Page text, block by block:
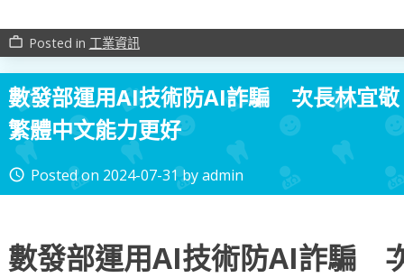
work_outline Posted in 工業資訊
數發部運用AI技術防AI詐騙 次長林宜
繁體中文能力更好
access_time Posted on 2024-07-31byadmin
數發部運用AI技術防AI詐騙